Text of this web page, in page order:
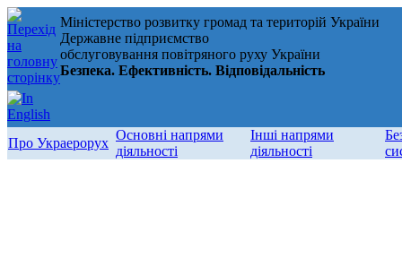
Міністерство розвитку громад та територій України
Державне підприємство
обслуговування повітряного руху України
Безпека. Ефективність. Відповідальність
Про Украерорух
Основні напрями
діяльності
Інші напрями
діяльності